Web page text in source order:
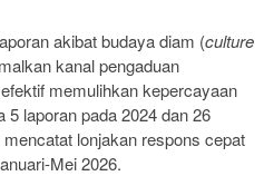
akibat budaya diam (culture
kanal pengaduan
memulihkan kepercayaan
laporan pada 2024 dan 26
lonjakan respons cepat
Mei 2026.